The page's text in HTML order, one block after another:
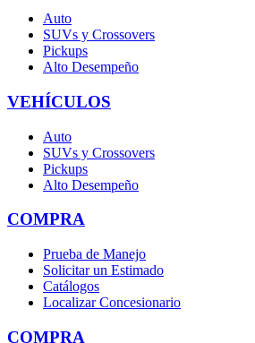
Auto
SUVs y Crossovers
Pickups
Alto Desempeño
VEHÍCULOS
Auto
SUVs y Crossovers
Pickups
Alto Desempeño
COMPRA
Prueba de Manejo
Solicitar un Estimado
Catálogos
Localizar Concesionario
COMPRA